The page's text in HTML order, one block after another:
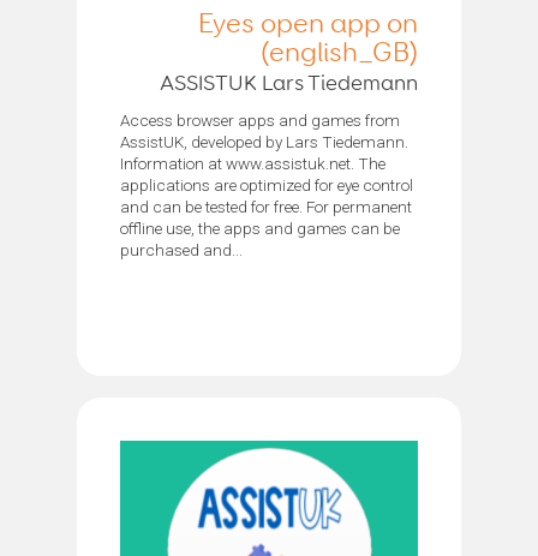
Eyes open app on
(english_GB)
ASSISTUK Lars Tiedemann
Access browser apps and games from
AssistUK, developed by Lars Tiedemann.
Information at www.assistuk.net. The
applications are optimized for eye control
and can be tested for free. For permanent
offline use, the apps and games can be
purchased and...